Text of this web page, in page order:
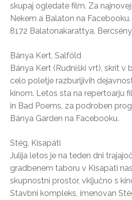
skupaj ogledate film. Za
Nekem a Balaton na Facebooku.
8172 Balatonakarattya,
Bánya Kert, Salföld
Bánya Kert (Rudniški vrt), skrit v
celo poletje razburljivih
kinom. Letos sta na repertoarju
in Bad Poems, za podroben
Bánya Garden na Facebooku.
Stég, Kisapáti
Julija letos je na teden dni
gradbenem taboru v Kisapati
skupnostni prostor, vključno s
Stavbni kompleks, imenovan